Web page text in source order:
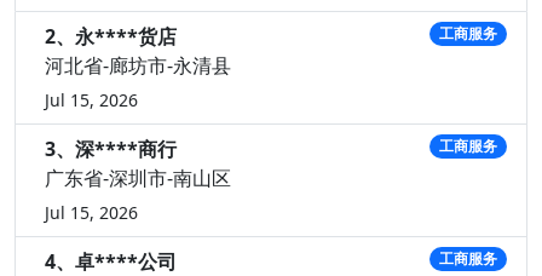
2、永****货店
河北省-廊坊市-永清县
Jul 15, 2026
工商服务
3、深****商行
广东省-深圳市-南山区
Jul 15, 2026
工商服务
4、卓****公司
工商服务